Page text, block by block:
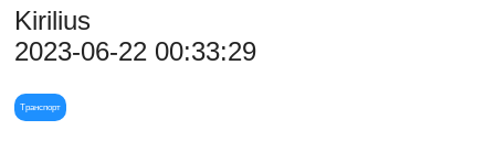
Kirilius
2023-06-22 00:33:29
Транспорт